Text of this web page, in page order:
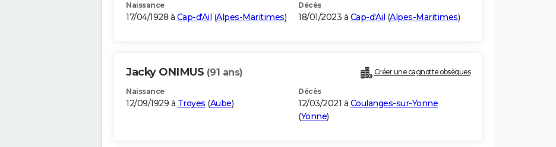
Naissance
17/04/1928 à Cap-d'Ail (Alpes-Maritimes)
Décès
18/01/2023 à Cap-d'Ail (Alpes-Maritimes)
Jacky ONIMUS (91 ans) Créer une cagnotte obsèques
Naissance
12/09/1929 à Troyes (Aube)
Décès
12/03/2021 à Coulanges-sur-Yonne
(Yonne)